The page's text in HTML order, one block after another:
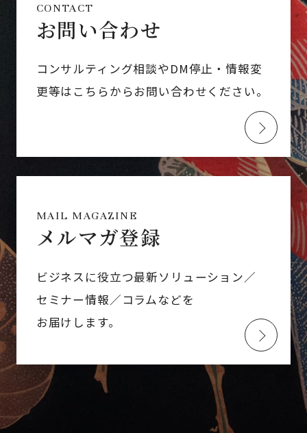
CONTACT
お問い合わせ
コンサルティング相談やDM停止・情報変
更等はこちらからお問い合わせください。
MAIL MAGAZINE
メルマガ登録
ビジネスに役立つ最新ソリューション／
セミナー情報／コラムなどを
お届けします。